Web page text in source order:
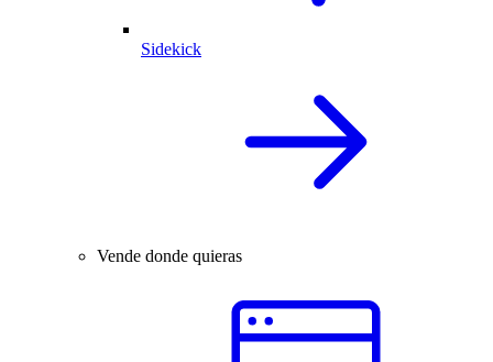
Sidekick
Vende donde quieras